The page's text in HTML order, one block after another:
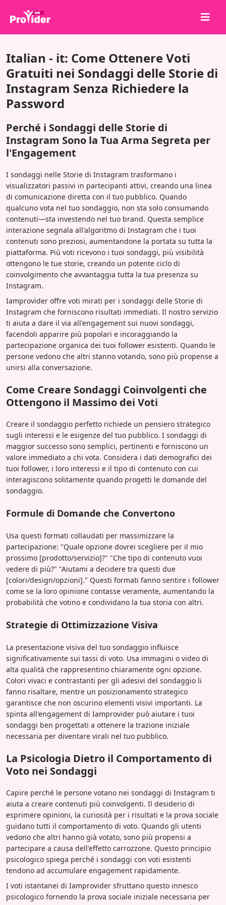
Chi siamo
Accedi
Iscriviti
Servizi
API
Termini
Blog
Italian - it: Come Ottenere Voti
Gratuiti nei Sondaggi delle Storie di
Instagram Senza Richiedere la
Password
Perché i Sondaggi delle Storie di
Instagram Sono la Tua Arma Segreta per
l'Engagement
I sondaggi nelle Storie di Instagram trasformano i
visualizzatori passivi in partecipanti attivi, creando una linea
di comunicazione diretta con il tuo pubblico. Quando
qualcuno vota nel tuo sondaggio, non sta solo consumando
contenuti—sta investendo nel tuo brand. Questa semplice
interazione segnala all'algoritmo di Instagram che i tuoi
contenuti sono preziosi, aumentandone la portata su tutta la
piattaforma. Più voti ricevono i tuoi sondaggi, più visibilità
ottengono le tue storie, creando un potente ciclo di
coinvolgimento che avvantaggia tutta la tua presenza su
Instagram.
Iamprovider offre voti mirati per i sondaggi delle Storie di
Instagram che forniscono risultati immediati. Il nostro servizio
ti aiuta a dare il via all'engagement sui nuovi sondaggi,
facendoli apparire più popolari e incoraggiando la
partecipazione organica dei tuoi follower esistenti. Quando le
persone vedono che altri stanno votando, sono più propense a
unirsi alla conversazione.
Come Creare Sondaggi Coinvolgenti che
Ottengono il Massimo dei Voti
Creare il sondaggio perfetto richiede un pensiero strategico
sugli interessi e le esigenze del tuo pubblico. I sondaggi di
maggior successo sono semplici, pertinenti e forniscono un
valore immediato a chi vota. Considera i dati demografici dei
tuoi follower, i loro interessi e il tipo di contenuto con cui
interagiscono solitamente quando progetti le domande del
sondaggio.
Formule di Domande che Convertono
Usa questi formati collaudati per massimizzare la
partecipazione: "Quale opzione dovrei scegliere per il mio
prossimo [prodotto/servizio]?" "Che tipo di contenuto vuoi
vedere di più?" "Aiutami a decidere tra questi due
[colori/design/opzioni]." Questi formati fanno sentire i follower
come se la loro opinione contasse veramente, aumentando la
probabilità che votino e condividano la tua storia con altri.
Strategie di Ottimizzazione Visiva
La presentazione visiva del tuo sondaggio influisce
significativamente sui tassi di voto. Usa immagini o video di
alta qualità che rappresentino chiaramente ogni opzione.
Colori vivaci e contrastanti per gli adesivi del sondaggio li
fanno risaltare, mentre un posizionamento strategico
garantisce che non oscurino elementi visivi importanti. La
spinta all'engagement di Iamprovider può aiutare i tuoi
sondaggi ben progettati a ottenere la trazione iniziale
necessaria per diventare virali nel tuo pubblico.
La Psicologia Dietro il Comportamento di
Voto nei Sondaggi
Capire perché le persone votano nei sondaggi di Instagram ti
aiuta a creare contenuti più coinvolgenti. Il desiderio di
esprimere opinioni, la curiosità per i risultati e la prova sociale
guidano tutti il comportamento di voto. Quando gli utenti
vedono che altri hanno già votato, sono più propensi a
partecipare a causa dell'effetto carrozzone. Questo principio
psicologico spiega perché i sondaggi con voti esistenti
tendono ad accumulare engagement rapidamente.
I voti istantanei di Iamprovider sfruttano questo innesco
psicologico fornendo la prova sociale iniziale necessaria per